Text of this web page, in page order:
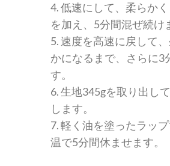
4. 低速にして、柔らか
を加え、5分間混ぜ続け
5. 速度を高速に戻して
かになるまで、さらに3
す。
6. 生地345gを取り出し
します。
7. 軽く油を塗ったラッ
温で5分間休ませます。